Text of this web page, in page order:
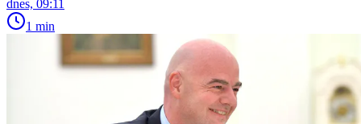
dnes, 09:11
1 min